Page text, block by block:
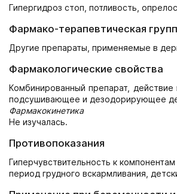
Гипергидроз стоп, потливость,
Фармако-терапевтическая
Другие препараты, применяемые в
Фармакологические свойства
Комбинированный препарат,
подсушивающее и дезодорирующее
Фармакокинетика
Не изучалась.
Противопоказания
Гиперчувствительность к
период грудного вскармливания,